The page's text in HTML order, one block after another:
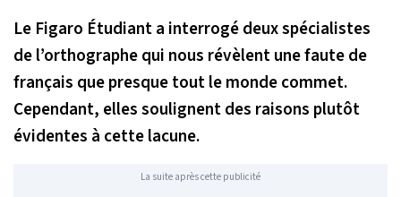
Le Figaro Étudiant a interrogé deux spécialistes
de l’orthographe qui nous révèlent une faute de
français que presque tout le monde commet.
Cependant, elles soulignent des raisons plutôt
évidentes à cette lacune.
La suite après cette publicité